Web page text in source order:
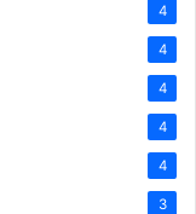
4
4
4
4
4
3